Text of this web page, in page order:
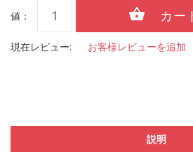
値：
現在レビュー: お客様レビューを追加
説明